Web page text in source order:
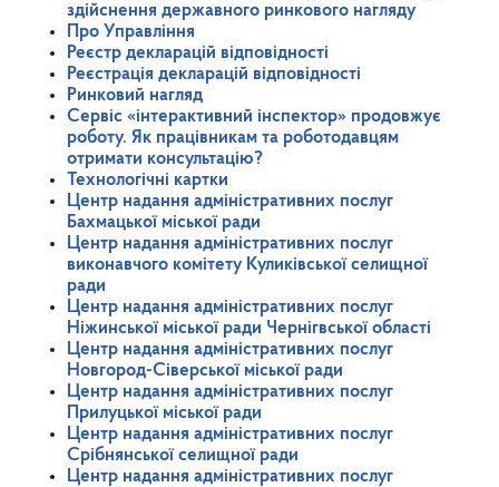
здійснення державного ринкового нагляду
Про Управління
Реєстр декларацій відповідності
Реєстрація декларацій відповідності
Ринковий нагляд
Сервіс «інтерактивний інспектор» продовжує
роботу. Як працівникам та роботодавцям
отримати консультацію?
Технологічні картки
Центр надання адміністративних послуг
Бахмацької міської ради
Центр надання адміністративних послуг
виконавчого комітету Куликівської селищної
ради
Центр надання адміністративних послуг
Ніжинської міської ради Чернігвської області
Центр надання адміністративних послуг
Новгород-Сіверської міської ради
Центр надання адміністративних послуг
Прилуцької міської ради
Центр надання адміністративних послуг
Срібнянської селищної ради
Центр надання адміністративних послуг